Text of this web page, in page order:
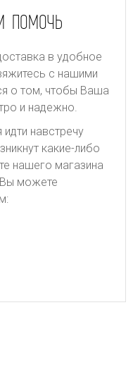
ПОМОЧЬ
в удобное
с нашими
о том, чтобы Ваша
и надежно.
идти навстречу
какие-либо
нашего магазина
Вы можете